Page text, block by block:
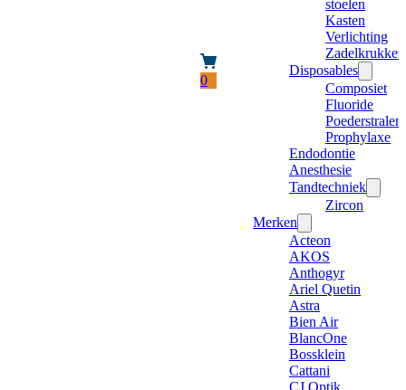
0
stoelen
Kasten
Verlichting
Zadelkrukken
Disposables
Composiet
Fluoride
Poederstraler
Prophylaxe
Endodontie
Anesthesie
Tandtechniek
Zircon
Merken
Acteon
AKOS
Anthogyr
Ariel Quetin
Astra
Bien Air
BlancOne
Bossklein
Cattani
CJ Optik